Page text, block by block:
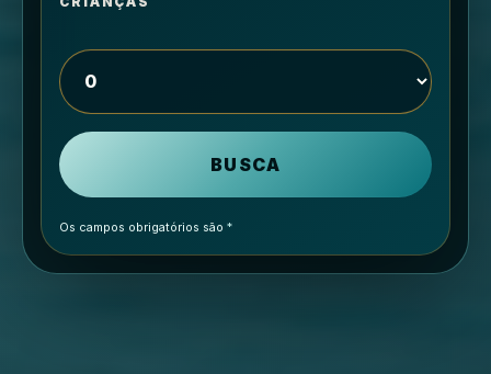
Os campos obrigatórios são *